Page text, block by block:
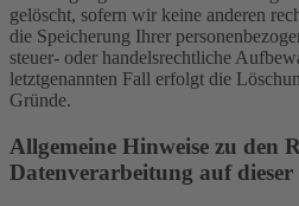
gelöscht, sofern wir keine anderen
die Speicherung Ihrer
steuer- oder handelsrechtliche
letztgenannten Fall erfolgt die
Gründe.
Allgemeine Hinweise zu den
Datenverarbeitung auf dieser